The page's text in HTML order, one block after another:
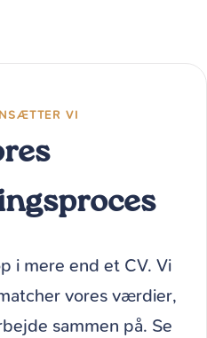
VI
i mere end et CV. Vi
vores værdier,
sammen på. Se